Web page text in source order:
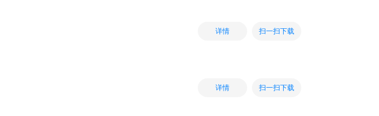
详情 扫一扫下载
详情 扫一扫下载